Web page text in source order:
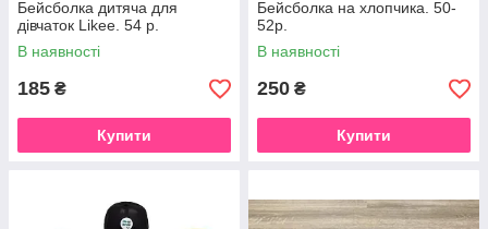
Бейсболка дитяча для
дівчаток Likee. 54 р.
В наявності
185 ₴
Купити
Бейсболка на хлопчика. 50-
52р.
В наявності
250 ₴
Купити